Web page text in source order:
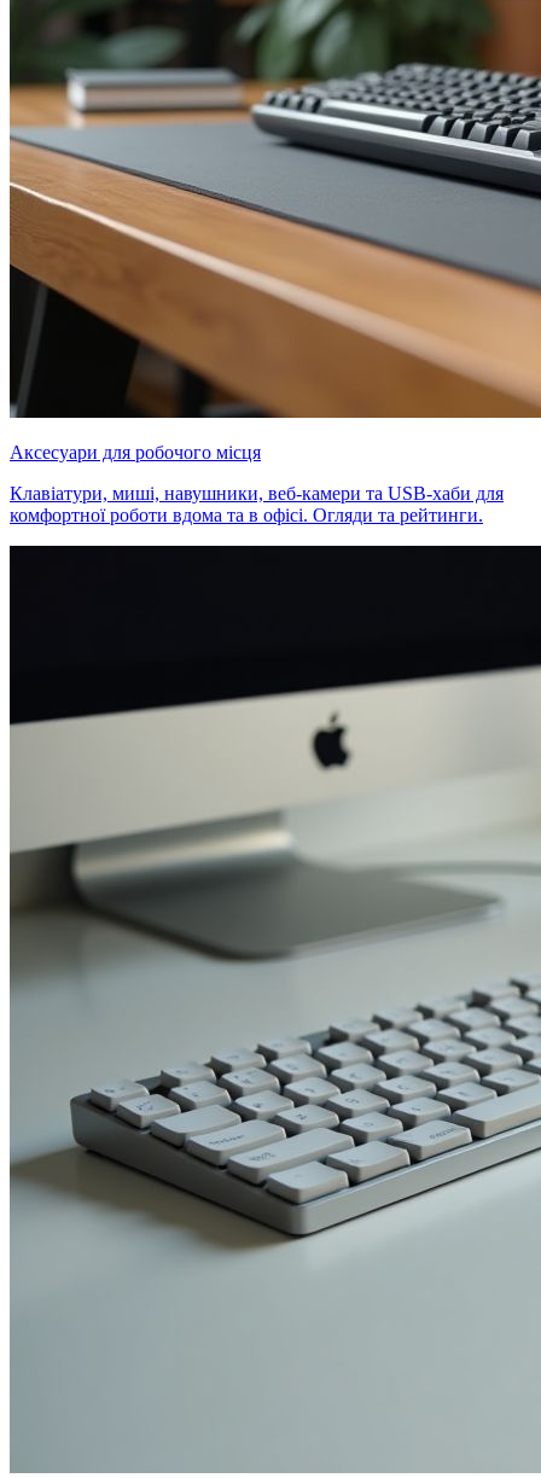
Аксесуари для робочого місця
Клавіатури, миші, навушники, веб-камери та USB-хаби для
комфортної роботи вдома та в офісі. Огляди та рейтинги.